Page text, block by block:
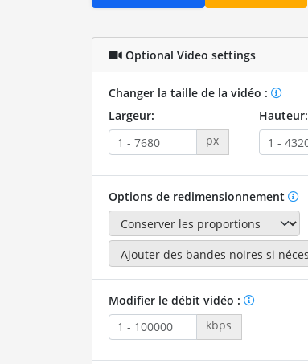
Optional Video settings
Changer la taille de la vidéo :
Largeur:
px
Hauteur:
Options de redimensionnement
Modifier le débit vidéo :
kbps